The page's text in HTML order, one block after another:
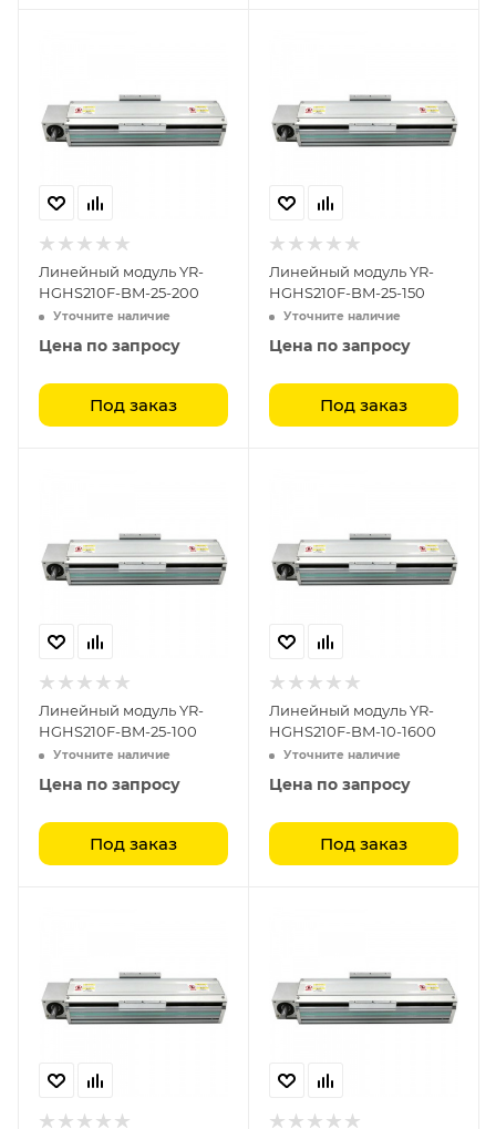
Линейный модуль YR-
HGHS210F-BM-25-200
Уточните наличие
Цена по запросу
Под заказ
Линейный модуль YR-
HGHS210F-BM-25-150
Уточните наличие
Цена по запросу
Под заказ
Линейный модуль YR-
HGHS210F-BM-25-100
Уточните наличие
Цена по запросу
Под заказ
Линейный модуль YR-
HGHS210F-BM-10-1600
Уточните наличие
Цена по запросу
Под заказ